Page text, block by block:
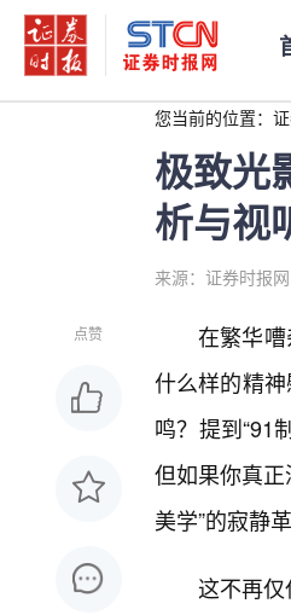
您当前的位置：
极致光
析与视
来源：证券时报网
点赞
在繁华
什么样的精
鸣？提到“91
但如果你真
美学”的寂静革
这不再